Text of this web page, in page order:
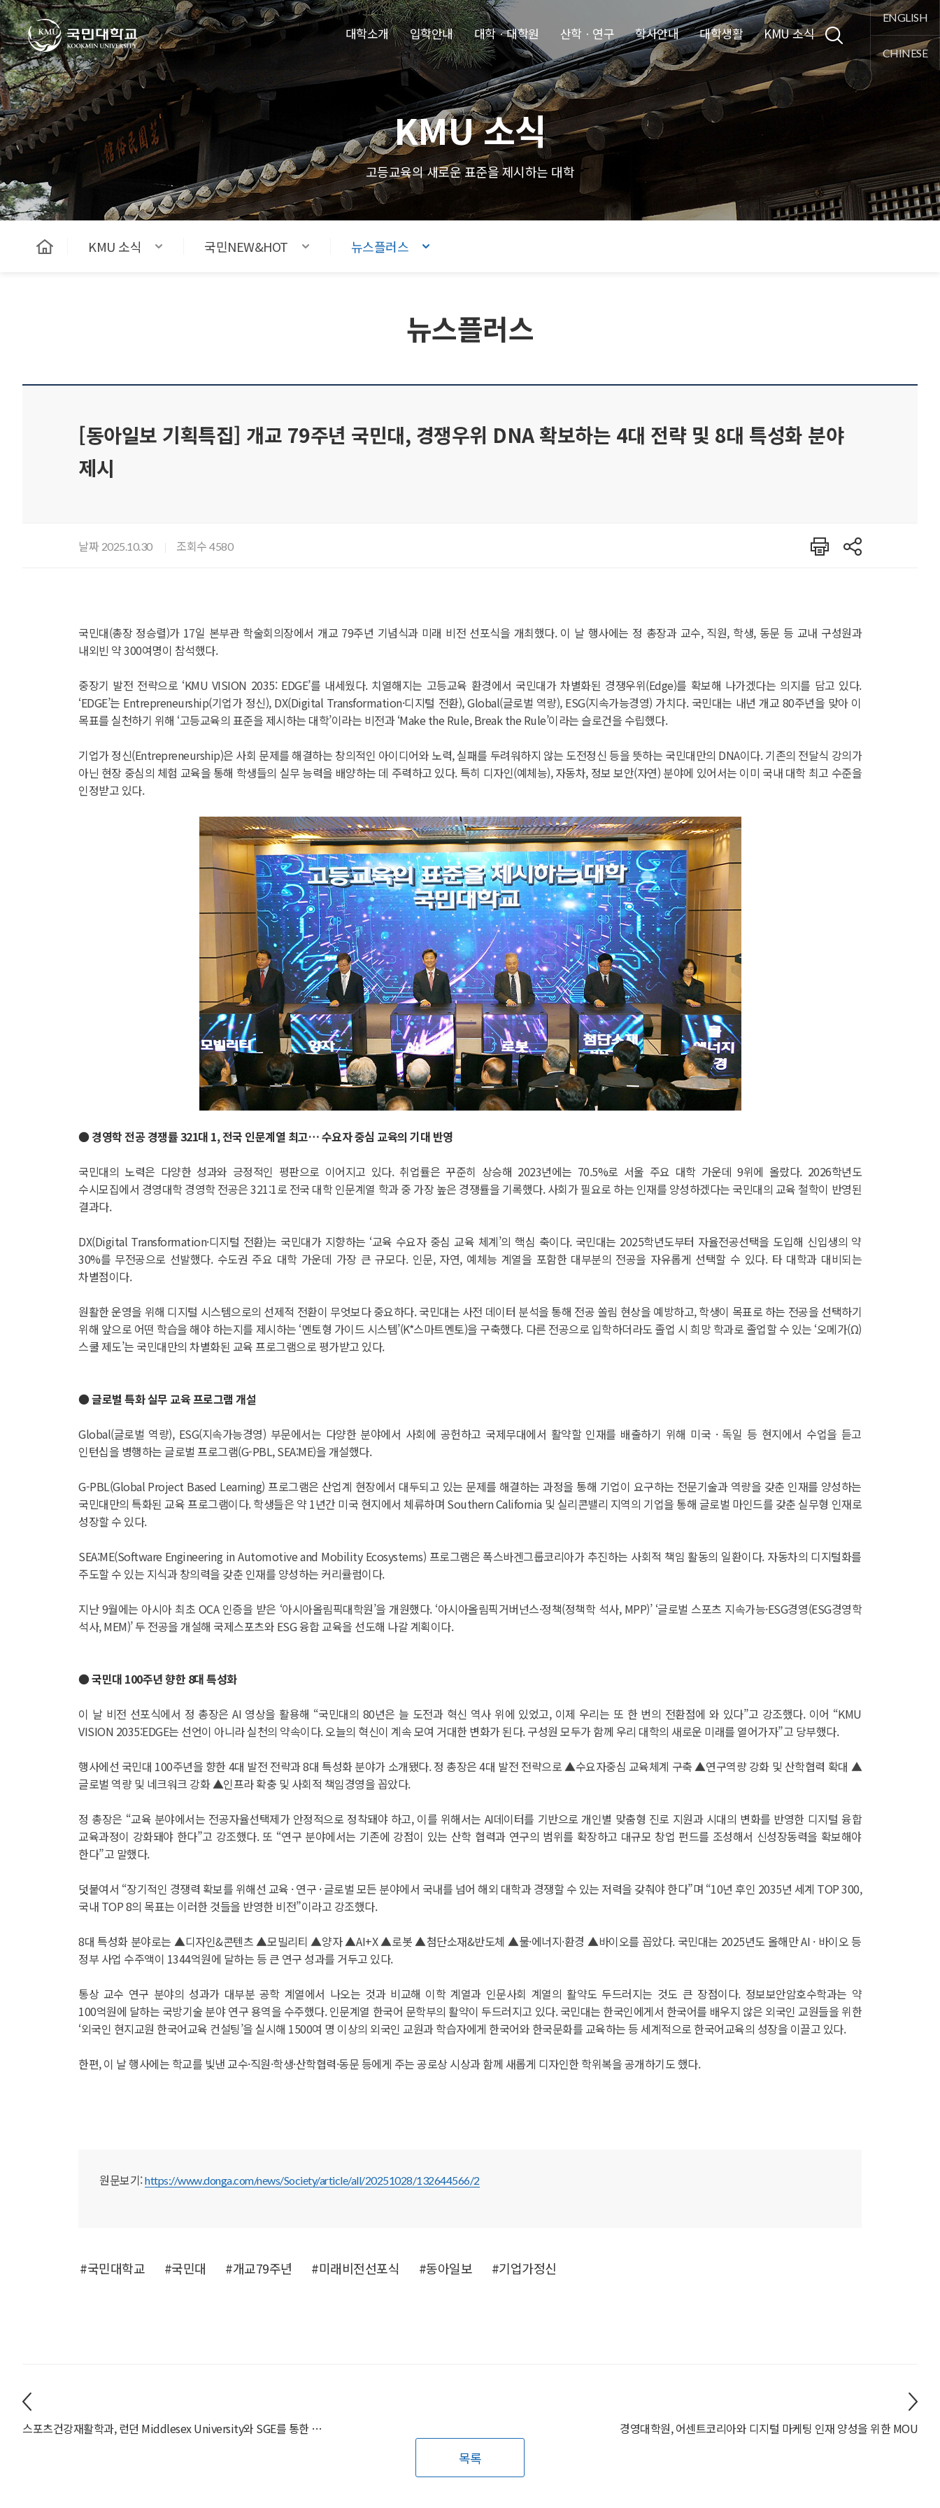
주메뉴 바로가기
본문내용 바로가기
푸터 바로가기
국민대학교
대학소개 입학안내 대학ㆍ대학원 산학ㆍ연구 학사안내 대학생활 KMU 소식
통합검색
ENGLISH
CHINESE
KMU 소식
고등교육의 새로운 표준을 제시하는 대학
KMU 소식 국민NEW&HOT 뉴스플러스
뉴스플러스
[동아일보 기획특집] 개교 79주년 국민대, 경쟁우위 DNA 확보하는 4대 전략 및 8대 특성화 분야
제시
날짜 2025.10.30 조회수 4580 인쇄 공유
국민대(총장 정승렬)가 17일 본부관 학술회의장에서 개교 79주년 기념식과 미래 비전 선포식을 개최했다. 이 날 행사에는 정 총장과 교수, 직원, 학생, 동문 등 교내 구성원과
내외빈 약 300여명이 참석했다.
중장기 발전 전략으로 ‘KMU VISION 2035: EDGE’를 내세웠다. 치열해지는 고등교육 환경에서 국민대가 차별화된 경쟁우위(Edge)를 확보해 나가겠다는 의지를 담고 있다.
‘EDGE’는 Entrepreneurship(기업가 정신), DX(Digital Transformation·디지털 전환), Global(글로벌 역량), ESG(지속가능경영) 가치다. 국민대는 내년 개교 80주년을 맞아 이
목표를 실천하기 위해 ‘고등교육의 표준을 제시하는 대학’이라는 비전과 ‘Make the Rule, Break the Rule’이라는 슬로건을 수립했다.
기업가 정신(Entrepreneurship)은 사회 문제를 해결하는 창의적인 아이디어와 노력, 실패를 두려워하지 않는 도전정신 등을 뜻하는 국민대만의 DNA이다. 기존의 전달식 강의가
아닌 현장 중심의 체험 교육을 통해 학생들의 실무 능력을 배양하는 데 주력하고 있다. 특히 디자인(예체능), 자동차, 정보 보안(자연) 분야에 있어서는 이미 국내 대학 최고 수준을
인정받고 있다.
● 경영학 전공 경쟁률 321대 1, 전국 인문계열 최고… 수요자 중심 교육의 기대 반영
국민대의 노력은 다양한 성과와 긍정적인 평판으로 이어지고 있다. 취업률은 꾸준히 상승해 2023년에는 70.5%로 서울 주요 대학 가운데 9위에 올랐다. 2026학년도
수시모집에서 경영대학 경영학 전공은 321:1로 전국 대학 인문계열 학과 중 가장 높은 경쟁률을 기록했다. 사회가 필요로 하는 인재를 양성하겠다는 국민대의 교육 철학이 반영된
결과다.
DX(Digital Transformation·디지털 전환)는 국민대가 지향하는 ‘교육 수요자 중심 교육 체계’의 핵심 축이다. 국민대는 2025학년도부터 자율전공선택을 도입해 신입생의 약
30%를 무전공으로 선발했다. 수도권 주요 대학 가운데 가장 큰 규모다. 인문, 자연, 예체능 계열을 포함한 대부분의 전공을 자유롭게 선택할 수 있다. 타 대학과 대비되는
차별점이다.
원활한 운영을 위해 디지털 시스템으로의 선제적 전환이 무엇보다 중요하다. 국민대는 사전 데이터 분석을 통해 전공 쏠림 현상을 예방하고, 학생이 목표로 하는 전공을 선택하기
위해 앞으로 어떤 학습을 해야 하는지를 제시하는 ‘멘토형 가이드 시스템’(K*스마트멘토)을 구축했다. 다른 전공으로 입학하더라도 졸업 시 희망 학과로 졸업할 수 있는 ‘오메가(Ω)
스쿨 제도’는 국민대만의 차별화된 교육 프로그램으로 평가받고 있다.
● 글로벌 특화 실무 교육 프로그램 개설
Global(글로벌 역량), ESG(지속가능경영) 부문에서는 다양한 분야에서 사회에 공헌하고 국제무대에서 활약할 인재를 배출하기 위해 미국 · 독일 등 현지에서 수업을 듣고
인턴십을 병행하는 글로벌 프로그램(G-PBL, SEA:ME)을 개설했다.
G-PBL(Global Project Based Learning) 프로그램은 산업계 현장에서 대두되고 있는 문제를 해결하는 과정을 통해 기업이 요구하는 전문기술과 역량을 갖춘 인재를 양성하는
국민대만의 특화된 교육 프로그램이다. 학생들은 약 1년간 미국 현지에서 체류하며 Southern California 및 실리콘밸리 지역의 기업을 통해 글로벌 마인드를 갖춘 실무형 인재로
성장할 수 있다.
SEA:ME(Software Engineering in Automotive and Mobility Ecosystems) 프로그램은 폭스바겐그룹코리아가 추진하는 사회적 책임 활동의 일환이다. 자동차의 디지털화를
주도할 수 있는 지식과 창의력을 갖춘 인재를 양성하는 커리큘럼이다.
지난 9월에는 아시아 최초 OCA 인증을 받은 ‘아시아올림픽대학원’을 개원했다. ‘아시아올림픽거버넌스·정책(정책학 석사, MPP)’ ‘글로벌 스포츠 지속가능·ESG경영(ESG경영학
석사, MEM)’ 두 전공을 개설해 국제스포츠와 ESG 융합 교육을 선도해 나갈 계획이다.
● 국민대 100주년 향한 8대 특성화
이 날 비전 선포식에서 정 총장은 AI 영상을 활용해 “국민대의 80년은 늘 도전과 혁신 역사 위에 있었고, 이제 우리는 또 한 번의 전환점에 와 있다”고 강조했다. 이어 “KMU
VISION 2035:EDGE는 선언이 아니라 실천의 약속이다. 오늘의 혁신이 계속 모여 거대한 변화가 된다. 구성원 모두가 함께 우리 대학의 새로운 미래를 열어가자”고 당부했다.
행사에선 국민대 100주년을 향한 4대 발전 전략과 8대 특성화 분야가 소개됐다. 정 총장은 4대 발전 전략으로 ▲수요자중심 교육체계 구축 ▲연구역량 강화 및 산학협력 확대 ▲
글로벌 역량 및 네크워크 강화 ▲인프라 확충 및 사회적 책임경영을 꼽았다.
정 총장은 “교육 분야에서는 전공자율선택제가 안정적으로 정착돼야 하고, 이를 위해서는 AI데이터를 기반으로 개인별 맞춤형 진로 지원과 시대의 변화를 반영한 디지털 융합
교육과정이 강화돼야 한다”고 강조했다. 또 “연구 분야에서는 기존에 강점이 있는 산학 협력과 연구의 범위를 확장하고 대규모 창업 펀드를 조성해서 신성장동력을 확보해야
한다”고 말했다.
덧붙여서 “장기적인 경쟁력 확보를 위해선 교육 · 연구 · 글로벌 모든 분야에서 국내를 넘어 해외 대학과 경쟁할 수 있는 저력을 갖춰야 한다”며 “10년 후인 2035년 세계 TOP 300,
국내 TOP 8의 목표는 이러한 것들을 반영한 비전”이라고 강조했다.
8대 특성화 분야로는 ▲디자인&콘텐츠 ▲모빌리티 ▲양자 ▲AI+X ▲로봇 ▲첨단소재&반도체 ▲물·에너지·환경 ▲바이오를 꼽았다. 국민대는 2025년도 올해만 AI · 바이오 등
정부 사업 수주액이 1344억원에 달하는 등 큰 연구 성과를 거두고 있다.
통상 교수 연구 분야의 성과가 대부분 공학 계열에서 나오는 것과 비교해 이학 계열과 인문사회 계열의 활약도 두드러지는 것도 큰 장점이다. 정보보안암호수학과는 약
100억원에 달하는 국방기술 분야 연구 용역을 수주했다. 인문계열 한국어 문학부의 활약이 두드러지고 있다. 국민대는 한국인에게서 한국어를 배우지 않은 외국인 교원들을 위한
‘외국인 현지교원 한국어교육 컨설팅’을 실시해 1500여 명 이상의 외국인 교원과 학습자에게 한국어와 한국문화를 교육하는 등 세계적으로 한국어교육의 성장을 이끌고 있다.
한편, 이 날 행사에는 학교를 빛낸 교수·직원·학생·산학협력·동문 등에게 주는 공로상 시상과 함께 새롭게 디자인한 학위복을 공개하기도 했다.
원문보기:https://www.donga.com/news/Society/article/all/20251028/132644566/2
#국민대학교 #국민대 #개교79주년 #미래비전선포식 #동아일보 #기업가정신
스포츠건강재활학과, 런던 Middlesex University와 SGE를 통한 국제교류 시작 경영대학원, 어센트코리아와 디지털 마케팅 인재 양성을 위한 MOU
목록